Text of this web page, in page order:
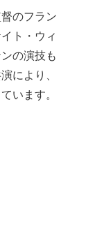
のフラン
ト・ウィ
の演技も
により、
います。